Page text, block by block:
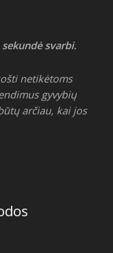
svarbi.
netikėtoms
gyvybių
arčiau, kai jos